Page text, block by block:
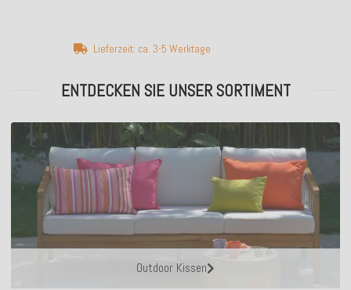
Lieferzeit: ca. 3-5 Werktage
ENTDECKEN SIE UNSER SORTIMENT
Outdoor Kissen